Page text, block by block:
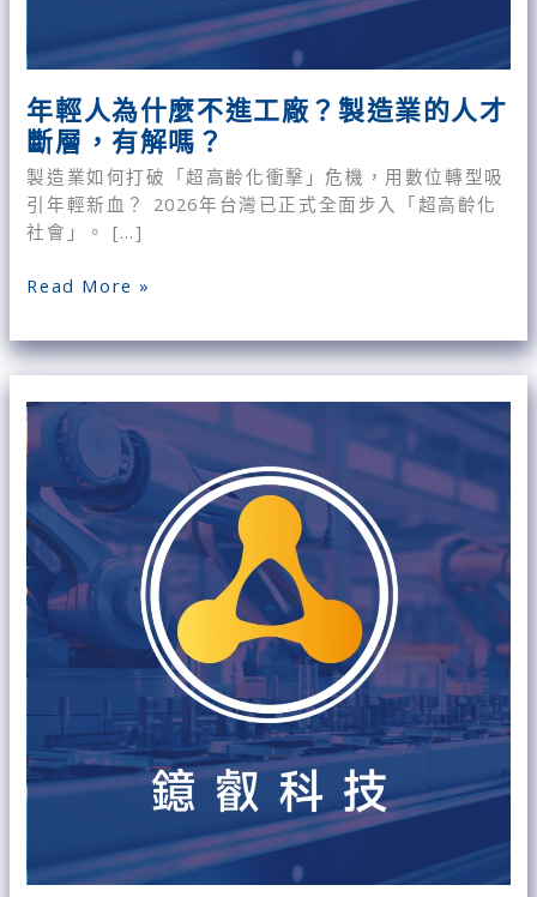
年輕人為什麼不進工廠？製造業的人才
斷層，有解嗎？
製造業如何打破「超高齡化衝擊」危機，用數位轉型吸
引年輕新血？ 2026年台灣已正式全面步入「超高齡化
社會」。 […]
層，
有
解
嗎？
Read More »
工
廠
醫
生
免
費
座
流
｜
ESG
浪
潮
造